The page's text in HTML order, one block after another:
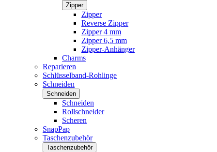
Zipper
Zipper
Reverse Zipper
Zipper 4 mm
Zipper 6,5 mm
Zipper-Anhänger
Charms
Reparieren
Schlüsselband-Rohlinge
Schneiden
Schneiden
Schneiden
Rollschneider
Scheren
SnapPap
Taschenzubehör
Taschenzubehör